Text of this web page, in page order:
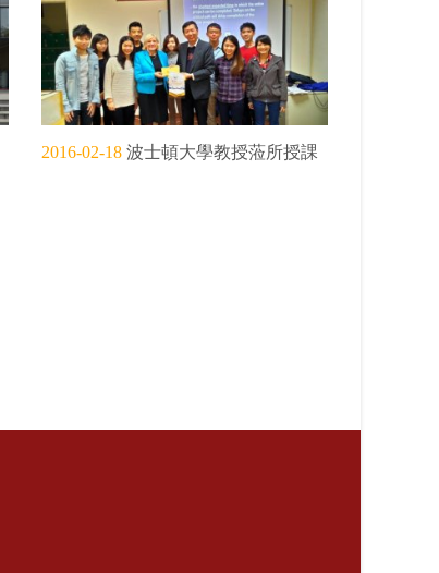
2016-02-18 波士頓大學教授蒞所授課